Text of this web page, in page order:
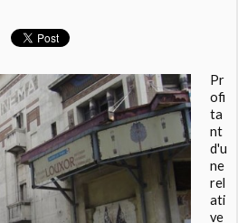
Pr
ofi
ta
nt
d'u
ne
rel
ati
ve